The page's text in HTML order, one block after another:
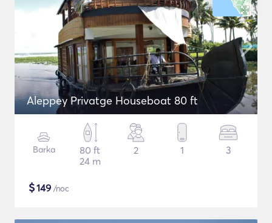
Aleppey Privatge Houseboat 80 ft
Barka
80 ft
24 m
2 1 3
$149 /noc